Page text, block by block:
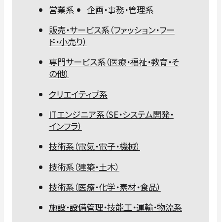
営業系
企画・事務・管理系
販売・サービス系（ファッション・フー
ド・小売り）
専門サービス系（医療・福祉・教育・そ
の他）
クリエイティブ系
ITエンジニア系（SE・システム開発・
インフラ）
技術系（電気・電子・機械）
技術系（建築・土木）
技術系（医療・化学・素材・食品）
施設・設備管理・技能工・運輸・物流系